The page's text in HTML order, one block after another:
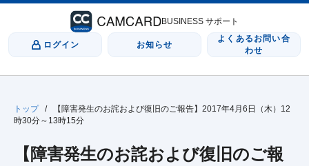
BUSINESS サポート
ログイン お知らせ
よくあるお問い合
わせ
トップ /
【障害発生のお詫および復旧のご報告】2017年4月6日（木）12
時30分～13時15分
【障害発生のお詫および復旧のご報